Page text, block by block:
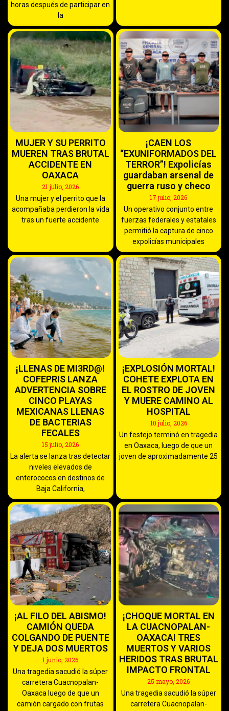
horas después de participar en
la
MUJER Y SU PERRITO
MUEREN TRAS BRUTAL
ACCIDENTE EN
OAXACA
21 julio, 2026
Una mujer y el perrito que la
acompañaba perdieron la vida
tras un fuerte accidente
¡CAEN LOS
“EXUNIFORMADOS DEL
TERROR”! Expolicías
guardaban arsenal de
guerra ruso y checo
17 julio, 2026
Un operativo conjunto entre
fuerzas federales y estatales
permitió la captura de cinco
expolicías municipales
¡LLENAS DE MI3RD@!
COFEPRIS LANZA
ADVERTENCIA SOBRE
CINCO PLAYAS
MEXICANAS LLENAS
DE BACTERIAS
FECALES
15 julio, 2026
La alerta se lanza tras detectar
niveles elevados de
enterococos en destinos de
Baja California,
¡EXPLOSIÓN MORTAL!
COHETE EXPLOTA EN
EL ROSTRO DE JOVEN
Y MUERE CAMINO AL
HOSPITAL
10 julio, 2026
Un festejo terminó en tragedia
en Oaxaca, luego de que un
joven de aproximadamente 25
¡AL FILO DEL ABISMO!
CAMIÓN QUEDA
COLGANDO DE PUENTE
Y DEJA DOS MUERTOS
1 junio, 2026
Una tragedia sacudió la súper
carretera Cuacnopalan-
Oaxaca luego de que un
camión cargado con frutas
¡CHOQUE MORTAL EN
LA CUACNOPALAN-
OAXACA! TRES
MUERTOS Y VARIOS
HERIDOS TRAS BRUTAL
IMPACTO FRONTAL
25 mayo, 2026
Una tragedia sacudió la súper
carretera Cuacnopalan-